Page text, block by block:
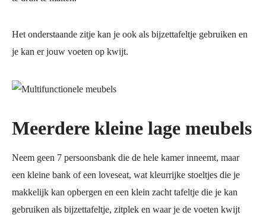
Het onderstaande zitje kan je ook als bijzettafeltje gebruiken en
je kan er jouw voeten op kwijt.
Meerdere kleine lage meubels
Neem geen 7 persoonsbank die de hele kamer inneemt, maar
een kleine bank of een loveseat, wat kleurrijke stoeltjes die je
makkelijk kan opbergen en een klein zacht tafeltje die je kan
gebruiken als bijzettafeltje, zitplek en waar je de voeten kwijt